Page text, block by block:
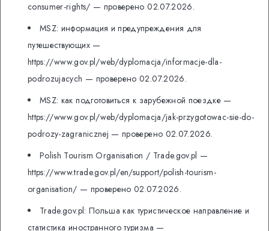
consumer-rights/ — проверено 02.07.2026.
MSZ: информация и предупреждения для
путешествующих —
https://www.gov.pl/web/dyplomacja/informacje-dla-
podrozujacych — проверено 02.07.2026.
MSZ: как подготовиться к зарубежной поездке —
https://www.gov.pl/web/dyplomacja/jak-przygotowac-sie-do-
podrozy-zagranicznej — проверено 02.07.2026.
Polish Tourism Organisation / Trade.gov.pl —
https://www.trade.gov.pl/en/support/polish-tourism-
organisation/ — проверено 02.07.2026.
Trade.gov.pl: Польша как туристическое направление и
статистика иностранного туризма —